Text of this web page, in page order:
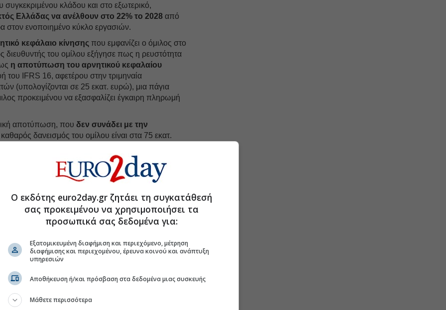
συγκεκριμένου κλάδου και στο εξωτερικό,
Ελλάδας να ανέλθουν στο 22% το 2028 από
στον ενοποιημένο κύκλο εργασιών.
κεφάλαιο κίνησης που εμφανίζει ο όμιλος στο
διευθυντής του ομίλου εξήγησε πως η ρευστότητα
η αποτύπωση του αρνητικού κεφαλαίου
του IFRS 16, αφετέρου στην τριμηναία
(υπολογίζονται σε 25 εκατ. ευρώ), μια πάγια
προκειμένου να εξασφαλίζει έγκαιρη πληρωμή
αποτύπωση, πουδεν συνάδει με την
δανεισμός του ομίλου είναι στα 75 εκατ.
ενώ με την πρόωρη εξόφληση ορισμένων
ο ισολογισμός θα βελτιωθεί
επιλογή διάθεσης μετοχών από τους
βασικούς
, με τον κ. Καπόν να αναφέρει πως από το 2012
λάβει αμοιβές και μερίσματα,
στοGoogle Discover!
εξελίξεις με την υπογραφη εγκυρότητας του Euro2day.gr
FOLLOW US
Ακολουθήστε τη σελίδα του
Ο εκδότης euro2day.gr ζητάει τη συγκατάθεσή
σας προκειμένου να χρησιμοποιήσει τα
προσωπικά σας δεδομένα για:
Εξατομικευμένη διαφήμιση και περιεχόμενο, μέτρηση
διαφήμισης και περιεχομένου, έρευνα κοινού και ανάπτυξη
υπηρεσιών
Αποθήκευση ή/και πρόσβαση στα δεδομένα μιας συσκευής
Μάθετε περισσότερα